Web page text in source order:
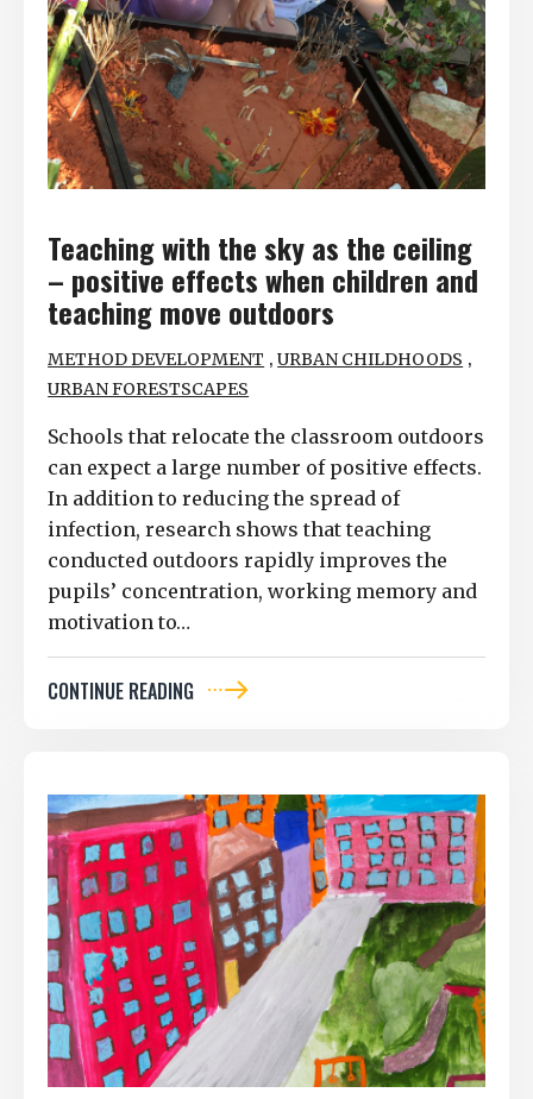
Teaching with the sky as the ceiling
– positive effects when children and
teaching move outdoors
METHOD DEVELOPMENT ,URBAN CHILDHOODS ,
URBAN FORESTSCAPES
Schools that relocate the classroom outdoors
can expect a large number of positive effects.
In addition to reducing the spread of
infection, research shows that teaching
conducted outdoors rapidly improves the
pupils’ concentration, working memory and
motivation to…
CONTINUE READING